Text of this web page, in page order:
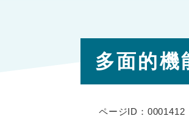
多面的機
ページID：0001412